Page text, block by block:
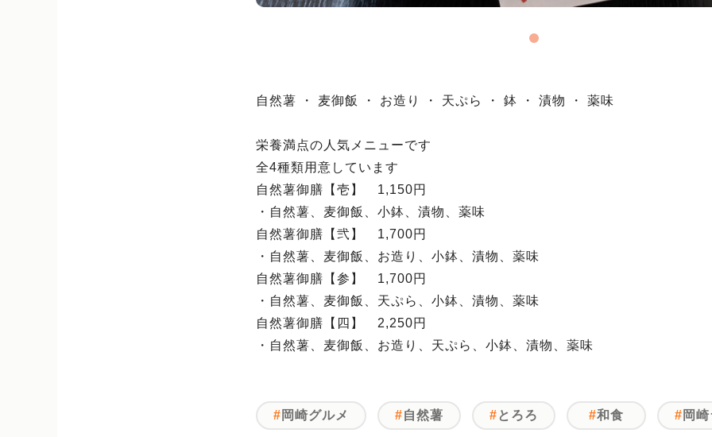
自然薯 ・ 麦御飯 ・ お造り ・ 天ぷら ・ 鉢 ・ 漬物 ・ 薬味
栄養満点の人気メニューです
全4種類用意しています
自然薯御膳【壱】 1,150円
・自然薯、麦御飯、小鉢、漬物、薬味
自然薯御膳【弐】 1,700円
・自然薯、麦御飯、お造り、小鉢、漬物、薬味
自然薯御膳【参】 1,700円
・自然薯、麦御飯、天ぷら、小鉢、漬物、薬味
自然薯御膳【四】 2,250円
・自然薯、麦御飯、お造り、天ぷら、小鉢、漬物、薬味
岡崎グルメ 自然薯 とろろ 和食 岡